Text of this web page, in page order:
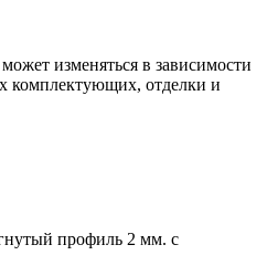
изменяться в зависимости
комплектующих, отделки и
профиль 2 мм. с